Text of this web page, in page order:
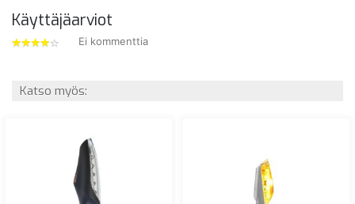
Käyttäjäarviot
Ei kommenttia
Katso myös: